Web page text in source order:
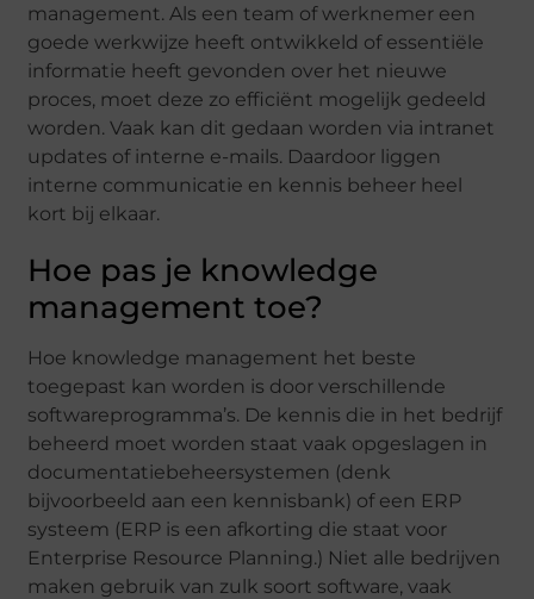
management. Als een team of werknemer een
goede werkwijze heeft ontwikkeld of essentiële
informatie heeft gevonden over het nieuwe
proces, moet deze zo efficiënt mogelijk gedeeld
worden. Vaak kan dit gedaan worden via intranet
updates of interne e-mails. Daardoor liggen
interne communicatie en kennis beheer heel
kort bij elkaar.
Hoe pas je knowledge
management toe?
Hoe knowledge management het beste
toegepast kan worden is door verschillende
softwareprogramma’s. De kennis die in het bedrijf
beheerd moet worden staat vaak opgeslagen in
documentatiebeheersystemen (denk
bijvoorbeeld aan een kennisbank) of een ERP
systeem (ERP is een afkorting die staat voor
Enterprise Resource Planning.) Niet alle bedrijven
maken gebruik van zulk soort software, vaak